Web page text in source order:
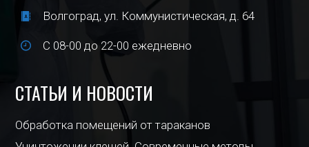
Волгоград, ул. Коммунистическая, д. 64
С 08-00 до 22-00 ежедневно
СТАТЬИ И НОВОСТИ
Обработка помещений от тараканов